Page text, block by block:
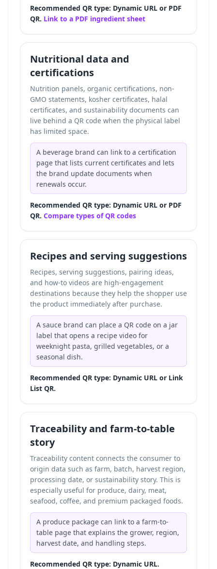
Recommended QR type: Dynamic URL or PDF
QR. Link to a PDF ingredient sheet
Nutritional data and
certifications
Nutrition panels, organic certifications, non-
GMO statements, kosher certificates, halal
certificates, and sustainability documents can
live behind a QR code when the physical label
has limited space.
A beverage brand can link to a certification
page that lists current certificates and lets
the brand update documents when
renewals occur.
Recommended QR type: Dynamic URL or PDF
QR. Compare types of QR codes
Recipes and serving suggestions
Recipes, serving suggestions, pairing ideas,
and how-to videos are high-engagement
destinations because they help the shopper use
the product immediately after purchase.
A sauce brand can place a QR code on a jar
label that opens a recipe video for
weeknight pasta, grilled vegetables, or a
seasonal dish.
Recommended QR type: Dynamic URL or Link
List QR.
Traceability and farm-to-table
story
Traceability content connects the consumer to
origin data such as farm, batch, harvest region,
processing date, or sustainability story. This is
especially useful for produce, dairy, meat,
seafood, coffee, and premium packaged foods.
A produce package can link to a farm-to-
table page that explains the grower, region,
harvest date, and handling steps.
Recommended QR type: Dynamic URL.